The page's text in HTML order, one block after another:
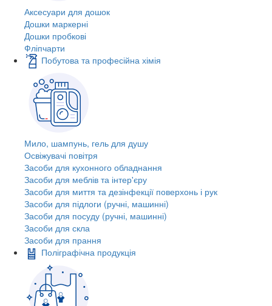
Аксесуари для дошок
Дошки маркерні
Дошки пробкові
Фліпчарти
Побутова та професійна хімія
Мило, шампунь, гель для душу
Освіжувачі повітря
Засоби для кухонного обладнання
Засоби для меблів та інтер'єру
Засоби для миття та дезінфекції поверхонь і рук
Засоби для підлоги (ручні, машинні)
Засоби для посуду (ручні, машинні)
Засоби для скла
Засоби для прання
Поліграфічна продукція